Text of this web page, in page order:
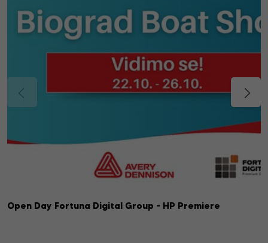
Open Day Fortuna Digital Group - HP Premiere